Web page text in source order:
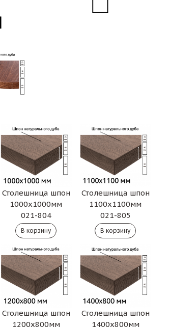
Столешница шпон
1000х1000мм
021-804
Столешница шпон
1100х1100мм
021-805
Столешница шпон
1200х800мм
Столешница шпон
1400х800мм